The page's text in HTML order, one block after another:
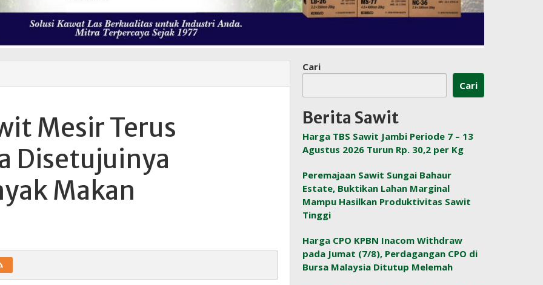
Mesir Terus
Disetujuinya
Makan
Cari
Cari
Berita Sawit
Harga TBS Sawit Jambi Periode 7 – 13
Agustus 2026 Turun Rp. 30,2 per Kg
Peremajaan Sawit Sungai Bahaur
Estate, Buktikan Lahan Marginal
Mampu Hasilkan Produktivitas Sawit
Tinggi
Harga CPO KPBN Inacom Withdraw
pada Jumat (7/8), Perdagangan CPO di
Bursa Malaysia Ditutup Melemah